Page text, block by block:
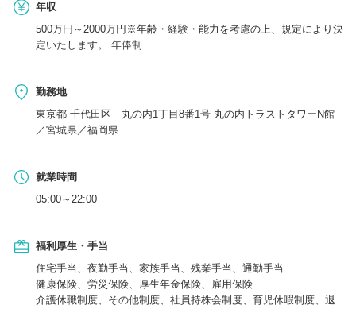
年収
500万円～2000万円※年齢・経験・能力を考慮の上、規定により決
定いたします。 年俸制
勤務地
東京都 千代田区 丸の内1丁目8番1号 丸の内トラストタワーN館
／宮城県／福岡県
就業時間
05:00～22:00
福利厚生・手当
住宅手当、夜勤手当、家族手当、残業手当、通勤手当
健康保険、労災保険、厚生年金保険、雇用保険
介護休職制度、その他制度、社員持株会制度、育児休暇制度、退